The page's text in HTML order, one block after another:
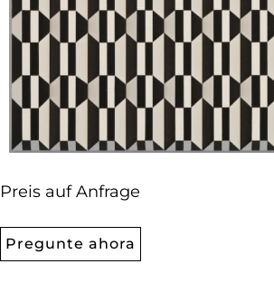
Preis auf Anfrage
Pregunte ahora